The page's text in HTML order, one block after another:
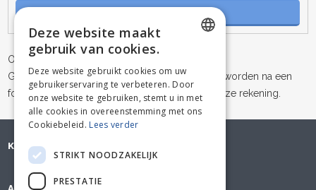
OPGEPAST
Goederen kunnen enkel geleverd of afgehaald worden na een
foutloze online betaling of overschrijving op onze rekening.
KLANTENSERVICE
FRENCH
Deze website maakt
gebruik van cookies.
Deze website gebruikt cookies om uw
gebruikerservaring te verbeteren. Door
onze website te gebruiken, stemt u in met
alle cookies in overeenstemming met ons
Cookiebeleid. Lees verder
STRIKT NOODZAKELIJK
PRESTATIE